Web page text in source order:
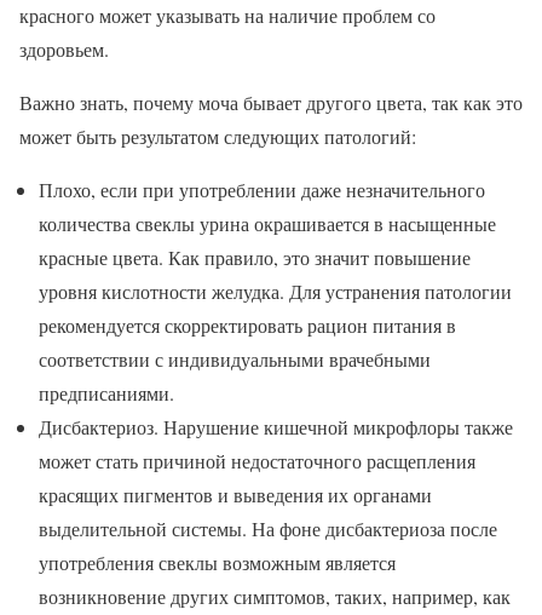
красного может указывать на наличие проблем со
здоровьем.
Важно знать, почему моча бывает другого цвета, так как это
может быть результатом следующих патологий:
Плохо, если при употреблении даже незначительного
количества свеклы урина окрашивается в насыщенные
красные цвета. Как правило, это значит повышение
уровня кислотности желудка. Для устранения патологии
рекомендуется скорректировать рацион питания в
соответствии с индивидуальными врачебными
предписаниями.
Дисбактериоз. Нарушение кишечной микрофлоры также
может стать причиной недостаточного расщепления
красящих пигментов и выведения их органами
выделительной системы. На фоне дисбактериоза после
употребления свеклы возможным является
возникновение других симптомов, таких, например, как